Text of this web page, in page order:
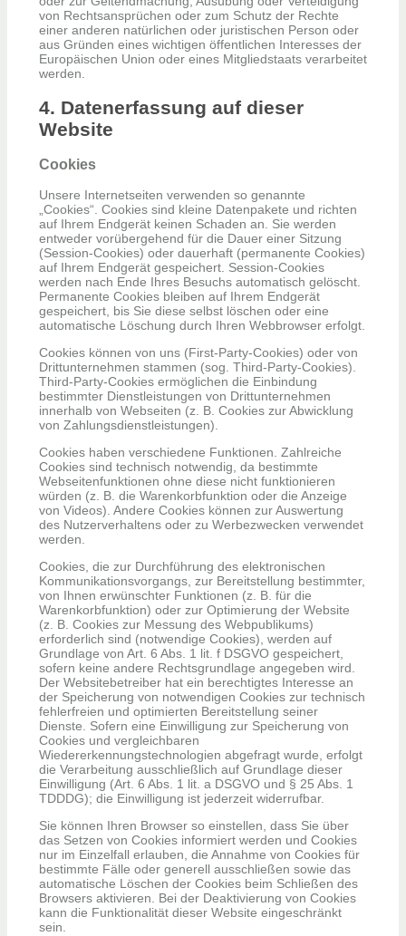
von Rechtsansprüchen oder zum Schutz der Rechte
einer anderen natürlichen oder juristischen Person oder
aus Gründen eines wichtigen öffentlichen Interesses der
Europäischen Union oder eines Mitgliedstaats verarbeitet
werden.
4. Datenerfassung auf dieser
Website
Cookies
Unsere Internetseiten verwenden so genannte
„Cookies“. Cookies sind kleine Datenpakete und richten
auf Ihrem Endgerät keinen Schaden an. Sie werden
entweder vorübergehend für die Dauer einer Sitzung
(Session-Cookies) oder dauerhaft (permanente Cookies)
auf Ihrem Endgerät gespeichert. Session-Cookies
werden nach Ende Ihres Besuchs automatisch gelöscht.
Permanente Cookies bleiben auf Ihrem Endgerät
gespeichert, bis Sie diese selbst löschen oder eine
automatische Löschung durch Ihren Webbrowser erfolgt.
Cookies können von uns (First-Party-Cookies) oder von
Drittunternehmen stammen (sog. Third-Party-Cookies).
Third-Party-Cookies ermöglichen die Einbindung
bestimmter Dienstleistungen von Drittunternehmen
innerhalb von Webseiten (z. B. Cookies zur Abwicklung
von Zahlungsdienstleistungen).
Cookies haben verschiedene Funktionen. Zahlreiche
Cookies sind technisch notwendig, da bestimmte
Webseitenfunktionen ohne diese nicht funktionieren
würden (z. B. die Warenkorbfunktion oder die Anzeige
von Videos). Andere Cookies können zur Auswertung
des Nutzerverhaltens oder zu Werbezwecken verwendet
werden.
Cookies, die zur Durchführung des elektronischen
Kommunikationsvorgangs, zur Bereitstellung bestimmter,
von Ihnen erwünschter Funktionen (z. B. für die
Warenkorbfunktion) oder zur Optimierung der Website
(z. B. Cookies zur Messung des Webpublikums)
erforderlich sind (notwendige Cookies), werden auf
Grundlage von Art. 6 Abs. 1 lit. f DSGVO gespeichert,
sofern keine andere Rechtsgrundlage angegeben wird.
Der Websitebetreiber hat ein berechtigtes Interesse an
der Speicherung von notwendigen Cookies zur technisch
fehlerfreien und optimierten Bereitstellung seiner
Dienste. Sofern eine Einwilligung zur Speicherung von
Cookies und vergleichbaren
Wiedererkennungstechnologien abgefragt wurde, erfolgt
die Verarbeitung ausschließlich auf Grundlage dieser
Einwilligung (Art. 6 Abs. 1 lit. a DSGVO und § 25 Abs. 1
TDDDG); die Einwilligung ist jederzeit widerrufbar.
Sie können Ihren Browser so einstellen, dass Sie über
das Setzen von Cookies informiert werden und Cookies
nur im Einzelfall erlauben, die Annahme von Cookies für
bestimmte Fälle oder generell ausschließen sowie das
automatische Löschen der Cookies beim Schließen des
Browsers aktivieren. Bei der Deaktivierung von Cookies
kann die Funktionalität dieser Website eingeschränkt
sein.